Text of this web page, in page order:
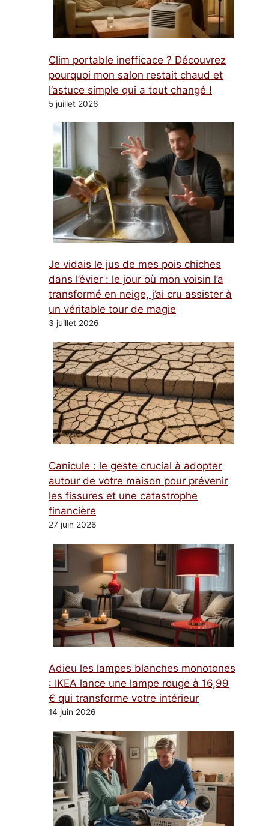
Clim portable inefficace ? Découvrez
pourquoi mon salon restait chaud et
l’astuce simple qui a tout changé !
5 juillet 2026
Je vidais le jus de mes pois chiches
dans l’évier : le jour où mon voisin l’a
transformé en neige, j’ai cru assister à
un véritable tour de magie
3 juillet 2026
Canicule : le geste crucial à adopter
autour de votre maison pour prévenir
les fissures et une catastrophe
financière
27 juin 2026
Adieu les lampes blanches monotones
: IKEA lance une lampe rouge à 16,99
€ qui transforme votre intérieur
14 juin 2026